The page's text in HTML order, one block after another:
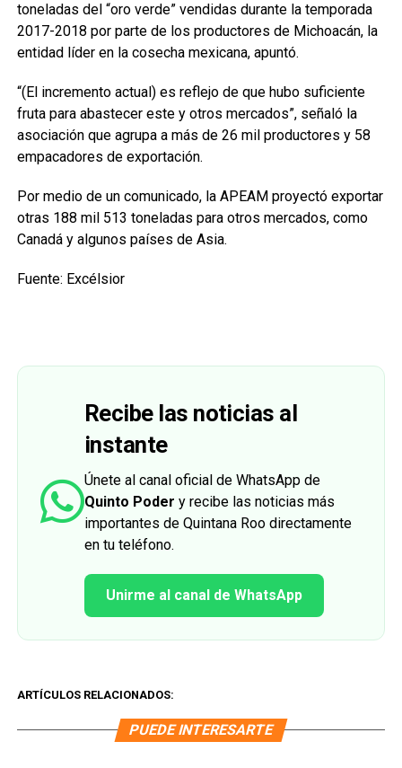
toneladas del “oro verde” vendidas durante la temporada
2017-2018 por parte de los productores de Michoacán, la
entidad líder en la cosecha mexicana, apuntó.
“(El incremento actual) es reflejo de que hubo suficiente
fruta para abastecer este y otros mercados”, señaló la
asociación que agrupa a más de 26 mil productores y 58
empacadores de exportación.
Por medio de un comunicado, la APEAM proyectó exportar
otras 188 mil 513 toneladas para otros mercados, como
Canadá y algunos países de Asia.
Fuente: Excélsior
Recibe las noticias al
instante
Únete al canal oficial de WhatsApp de
Quinto Poder y recibe las noticias más
importantes de Quintana Roo directamente
en tu teléfono.
Unirme al canal de WhatsApp
ARTÍCULOS RELACIONADOS:
PUEDE INTERESARTE